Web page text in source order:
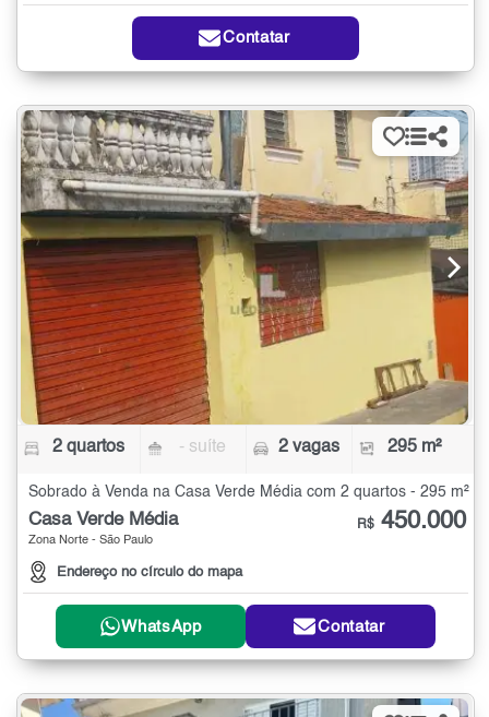
Contatar
2 quartos - suíte 2 vagas 295 m²
Sobrado à Venda na Casa Verde Média com 2 quartos - 295 m²
Casa Verde Média
Zona Norte - São Paulo
Endereço no círculo do mapa
R$ 450.000
WhatsApp Contatar